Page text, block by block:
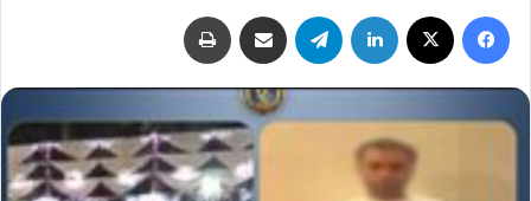
فيسبوك
لينكدإن تيلقرام مشاركة عبر البريد